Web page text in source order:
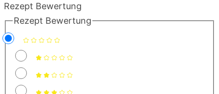
Rezept Bewertung
Rezept Bewertung